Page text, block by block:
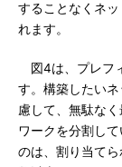
することなくネ
れます。
図4は、プレフ
す。構築したい
慮して、無駄な
ワークを分割し
のは、割り当て